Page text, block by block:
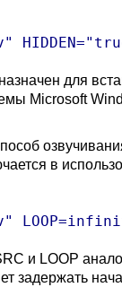
для
Microsoft
в
и LOOP
задержать